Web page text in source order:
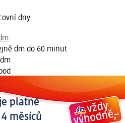
dny
dm do 60 minut
platné
měsíců